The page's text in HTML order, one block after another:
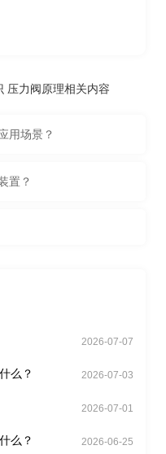
压力阀原理相关内容
用场景？
置？
2026-07-07
么？ 2026-07-03
2026-07-01
么？ 2026-06-25